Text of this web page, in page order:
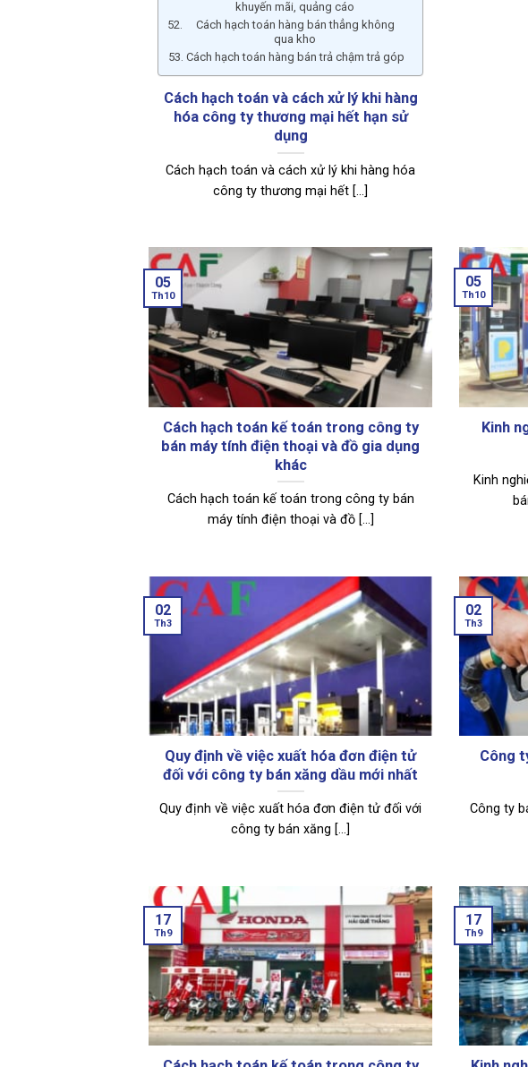
khuyến mãi, quảng cáo
Cách hạch toán hàng bán thẳng không
qua kho
Cách hạch toán hàng bán trả chậm trả góp
Cách hạch toán và cách xử lý khi hàng
hóa công ty thương mại hết hạn sử
dụng
Cách hạch toán và cách xử lý khi hàng hóa
công ty thương mại hết [...]
Cách hạch toán kế toán trong công ty
bán máy tính điện thoại và đồ gia dụng
khác
Cách hạch toán kế toán trong công ty bán
máy tính điện thoại và đồ [...]
05
Th10
Kinh
Kinh
05
Th10
Quy định về việc xuất hóa đơn điện tử
đối với công ty bán xăng dầu mới nhất
Quy định về việc xuất hóa đơn điện tử đối với
công ty bán xăng [...]
02
Th3
Công
Công ty
02
Th3
17
Th9
17
Th9